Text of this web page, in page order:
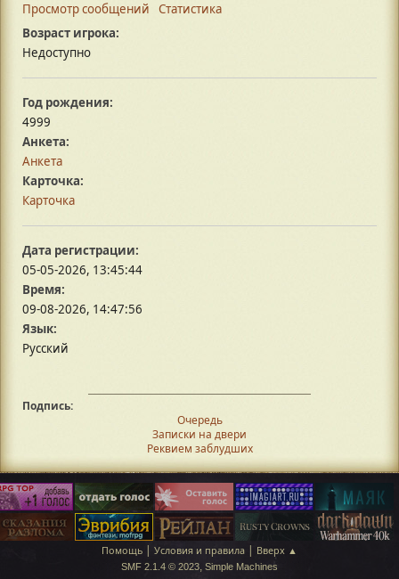
Просмотр сообщений
Статистика
Возраст игрока:
Недоступно
Год рождения:
4999
Анкета:
Анкета
Карточка:
Карточка
Дата регистрации:
05-05-2026, 13:45:44
Время:
09-08-2026, 14:47:56
Язык:
Русский
Подпись:
Очередь
Записки на двери
Реквием заблудших
Помощь | Условия и правила | Вверх ▲
SMF 2.1.4 © 2023, Simple Machines